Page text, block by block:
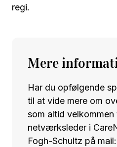
regi.
Mere
Har du opfølgende
til at vide mere om
som altid
netværksleder i
Fogh-Schultz på mail: